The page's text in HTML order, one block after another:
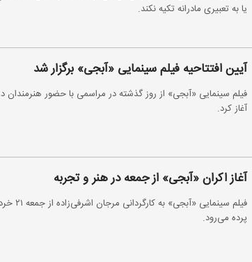
یا به تعبیری مادرانه تکیه نکند.
آیین افتتاحیه‌ فیلم سینمایی «آبجی» برگزار شد
فیلم سینمایی «آبجی» از روز گذشته در مراسمی با حضور هنرمندان
آغاز کرد.
آغاز اکران «آبجی» از جمعه در هنر و تجربه
فیلم
پرده می‌رود.